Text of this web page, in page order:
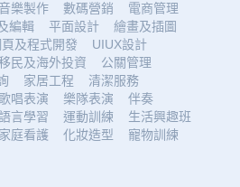
音樂製作 數碼營銷
電商管理
編輯 平面設計
繪畫及插圖
及程式開發
UIUX設計
民及海外投資
公關管理
家居工程
清潔服務
唱表演 樂隊表演
伴奏
語言學習 運動訓練
生活興趣班
家庭看護 化妝造型
寵物訓練